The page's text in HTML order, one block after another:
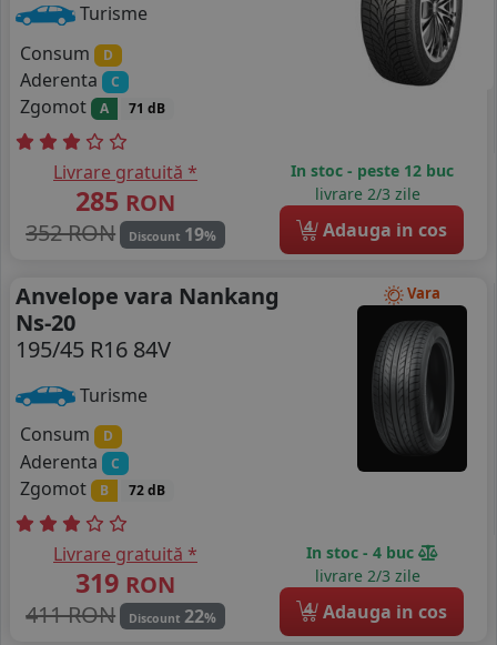
Turisme
Consum
D
Aderenta C
Zgomot A 71 dB
Livrare gratuită *
285 RON
352 RON
Discount 19%
In stoc - peste 12 buc
livrare 2/3 zile
4 Adauga in cos
Vara
Anvelope vara Nankang
Ns-20
195/45 R16 84V
Turisme
Consum
D
Aderenta C
Zgomot B 72 dB
Livrare gratuită *
319 RON
411 RON
Discount 22%
In stoc - 4 buc
livrare 2/3 zile
4 Adauga in cos